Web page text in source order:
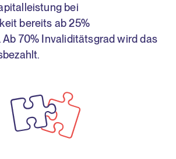
bei
bereits ab 25%
Ab 70% Invaliditätsgrad wird das